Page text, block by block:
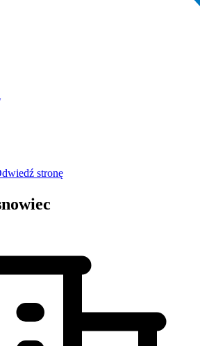
stronę